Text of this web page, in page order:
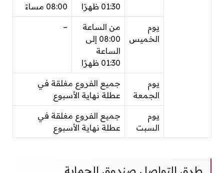
01:30 ظهرًا
08:00 مساءً
يوم
الخميس
من الساعة
08:00 إلى
الساعة
01:30 ظهرًا
–
يوم
الجمعة
جميع الفروع مغلقة في
عطلة نهاية الأسبوع
يوم
السبت
جميع الفروع مغلقة في
عطلة نهاية الأسبوع
طرق التواصل صندوق الحماية